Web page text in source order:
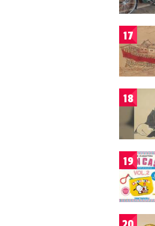
17
18
19